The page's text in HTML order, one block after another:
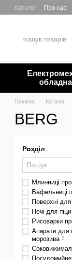
Перейти до
Каталог Про нас
Головна Каталог
BERG
Розділ
Млинниці
Вафельниці
Поверхні
Печі для піци
Рисоварки
Апарати для
морозива 2